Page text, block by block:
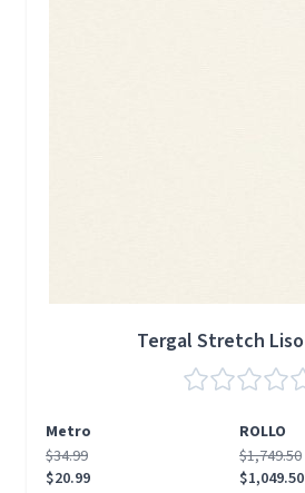
Tergal Stretch
Metro
ROLLO
$34.99
$20.99
$1,749.50
$1,049.50